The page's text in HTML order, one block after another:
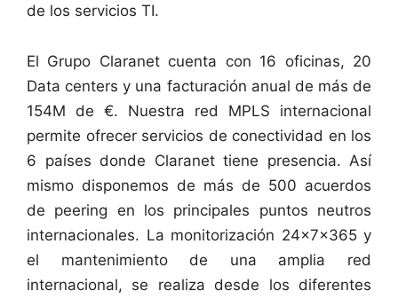
de los servicios TI.
El Grupo Claranet cuenta con 16 oficinas, 20
Data centers y una facturación anual de más de
154M de €. Nuestra red MPLS internacional
permite ofrecer servicios de conectividad en los
6 países donde Claranet tiene presencia. Así
mismo disponemos de más de 500 acuerdos
de peering en los principales puntos neutros
internacionales. La monitorización 24x7x365 y
el mantenimiento de una amplia red
internacional, se realiza desde los diferentes